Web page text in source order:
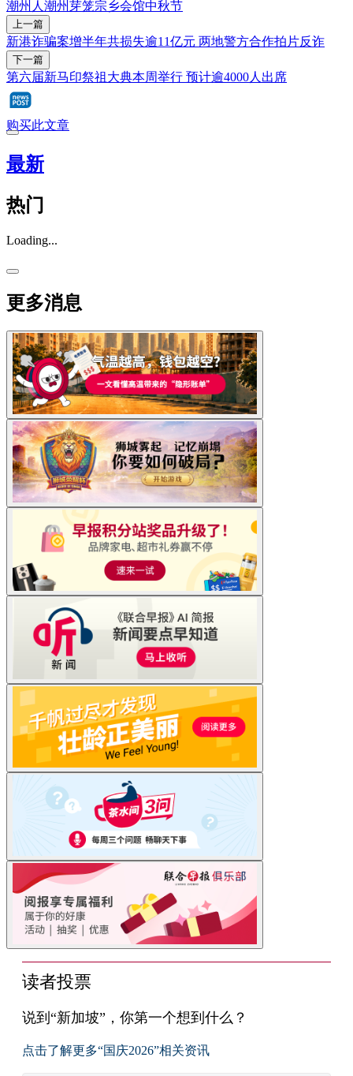
潮州人 潮州芽笼宗乡会馆中秋节
上一篇
新港诈骗案增半年共损失逾11亿元 两地警方合作拍片反诈
下一篇
第六届新马印祭祖大典本周举行 预计逾4000人出席
购买此文章
最新
热门
Loading...
更多消息